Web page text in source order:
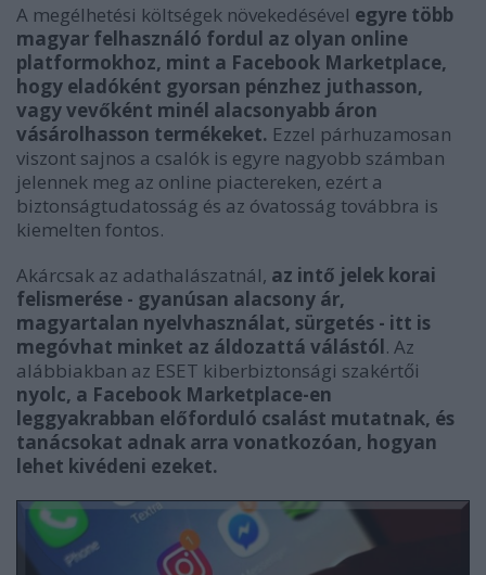
A megélhetési költségek növekedésével egyre több
magyar felhasználó fordul az olyan online
platformokhoz, mint a Facebook Marketplace,
hogy eladóként gyorsan pénzhez juthasson,
vagy vevőként minél alacsonyabb áron
vásárolhasson termékeket. Ezzel párhuzamosan
viszont sajnos a csalók is egyre nagyobb számban
jelennek meg az online piactereken, ezért a
biztonságtudatosság és az óvatosság továbbra is
kiemelten fontos.
Akárcsak az adathalászatnál, az intő jelek korai
felismerése - gyanúsan alacsony ár,
magyartalan nyelvhasználat, sürgetés - itt is
megóvhat minket az áldozattá válástól. Az
alábbiakban az ESET kiberbiztonsági szakértői
nyolc, a Facebook Marketplace-en
leggyakrabban előforduló csalást mutatnak, és
tanácsokat adnak arra vonatkozóan, hogyan
lehet kivédeni ezeket.